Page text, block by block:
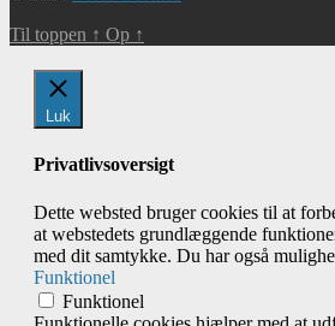
Til toppen ↑ Op ↑
Luk
Privatlivsoversigt
Dette websted bruger cookies til at
at webstedets grundlæggende
med dit samtykke. Du har også
Funktionel
Funktionel